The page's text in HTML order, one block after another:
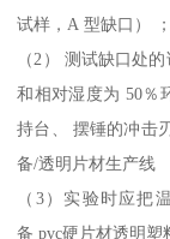
试样，A 型缺口） ；
（2） 测试缺口处
和相对湿度为 50％
持台、 摆锤的冲击
备/透明片材生产线
（3）实验时应把
备 pvc硬片材透明